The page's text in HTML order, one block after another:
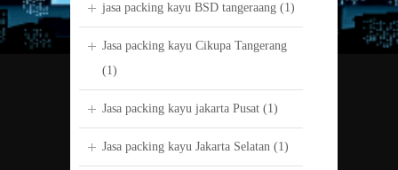
jasa packing kayu BSD tangeraang (1)
Jasa packing kayu Cikupa Tangerang
(1)
Jasa packing kayu jakarta Pusat (1)
Jasa packing kayu Jakarta Selatan (1)